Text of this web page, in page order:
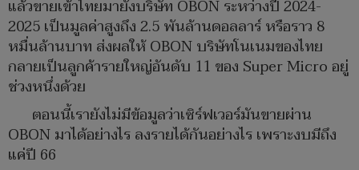
แล้วขายเข้าไทยมายังบริษัท OBON ระหว่างปี 2024-
2025 เป็นมูลค่าสูงถึง 2.5 พันล้านดอลลาร์ หรือราว 8
หมื่นล้านบาท ส่งผลให้ OBON บริษัทโนเนมของไทย
กลายเป็นลูกค้ารายใหญ่อันดับ 11 ของ Super Micro อยู่
ช่วงหนึ่งด้วย
ตอนนี้เรายังไม่มีข้อมูลว่าเซิร์ฟเวอร์มันขายผ่าน
OBON มาได้อย่างไร ลงรายได้กันอย่างไร เพราะงบมีถึง
แค่ปี 66